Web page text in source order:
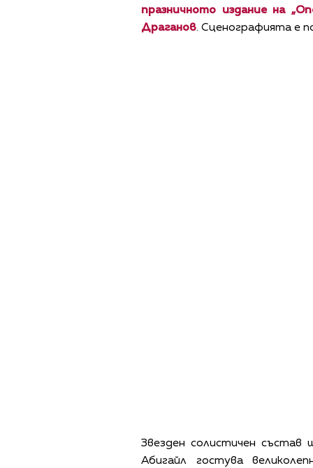
празничното издание на
Драганов. Сценографията е
Звезден солистичен
Абигайл гостува